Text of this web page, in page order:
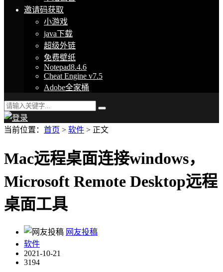
邀请码获取
小游戏
java下载
超级外链
免费壁纸
Notepad8.4.6
Cheat Engine v7.5
Adobe全家桶
当前位置： 首页 > 软件 > 正文
Mac远程桌面连接windows，
Microsoft Remote Desktop远程
桌面工具
网友投稿
软件
2021-10-21
3194